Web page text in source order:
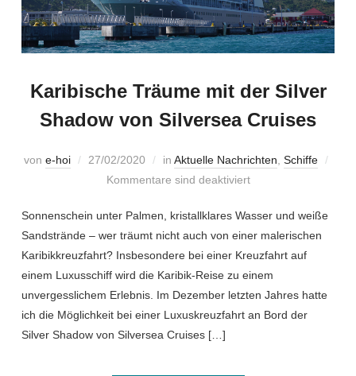
Karibische Träume mit der Silver
Shadow von Silversea Cruises
von e-hoi 27/02/2020 in Aktuelle Nachrichten Schiffe
Kommentare sind deaktiviert
Sonnenschein unter Palmen, kristallklares Wasser und weiße
Sandstrände – wer träumt nicht auch von einer malerischen
Karibikkreuzfahrt? Insbesondere bei einer Kreuzfahrt auf
einem Luxusschiff wird die Karibik-Reise zu einem
unvergesslichem Erlebnis. Im Dezember letzten Jahres hatte
ich die Möglichkeit bei einer Luxuskreuzfahrt an Bord der
Silver Shadow von Silversea Cruises […]